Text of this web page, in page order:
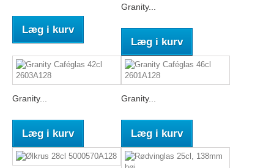
Læg i kurv
Granity...
Læg i kurv
Granity...
Læg i kurv
Granity...
Læg i kurv